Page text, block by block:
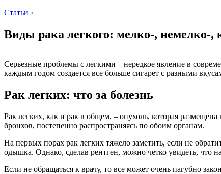
Статьи ›
Виды рака легкого: мелко-, немелко-,
Серьезные проблемы с легкими – нередкое явление в
каждым годом создается все больше сигарет с разными
Рак легких: что за болезнь
Рак легких, как и рак в общем, – опухоль, которая размещена
бронхов, постепенно распространяясь по обоим органам.
На первых порах рак легких тяжело заметить, если не
одышка. Однако, сделав рентген, можно четко увидеть, что
Если не обращаться к врачу, то все может очень пагубно